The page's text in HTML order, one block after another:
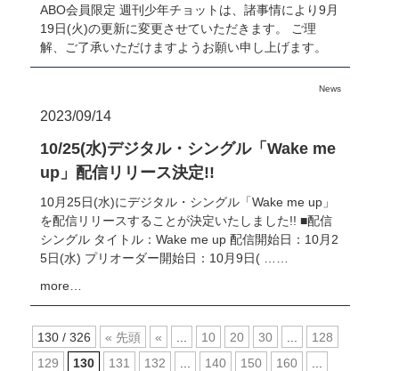
ABO会員限定 週刊少年チョットは、諸事情により9月
19日(火)の更新に変更させていただきます。 ご理
解、ご了承いただけますようお願い申し上げます。
News
2023/09/14
10/25(水)デジタル・シングル「Wake me
up」配信リリース決定!!
10月25日(水)にデジタル・シングル「Wake me up」
を配信リリースすることが決定いたしました!! ■配信
シングル タイトル：Wake me up 配信開始日：10月2
5日(水) プリオーダー開始日：10月9日( ……
more…
130 / 326 « 先頭 « 10 20 30
128
129
130 131 132 140 150 160